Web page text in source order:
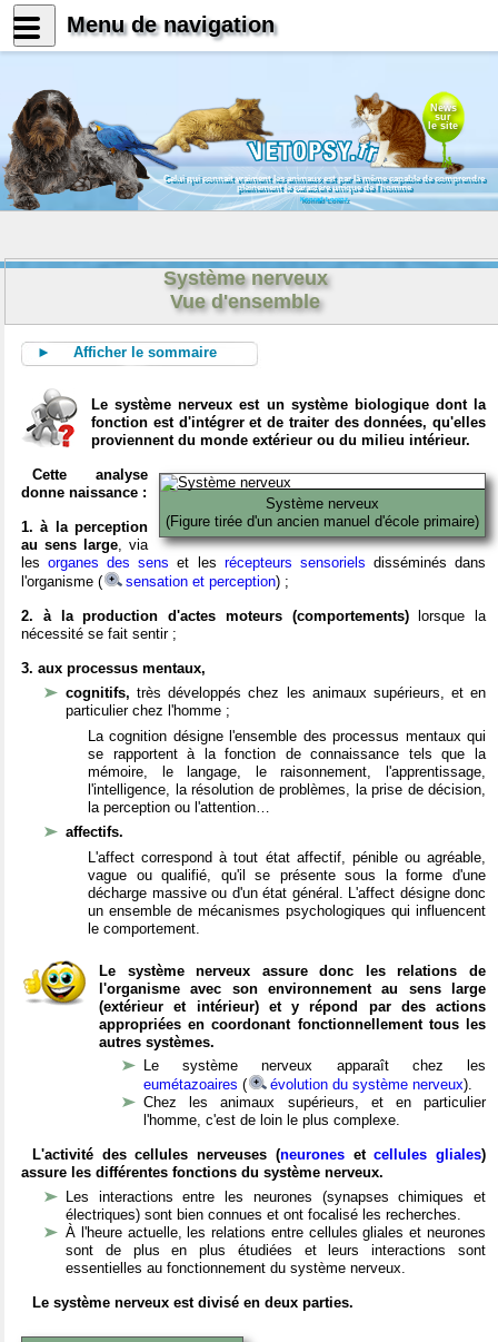
News
sur
le site
Celui qui connait vraiment les animaux est par là même capable de comprendre
pleinement le caractère unique de l'homme
Konrad Lorenz
Système nerveux
Vue d'ensemble
► Afficher le sommaire
Le système nerveux est un système biologique dont la
fonction est d'intégrer et de traiter des données, qu'elles
proviennent du monde extérieur ou du milieu intérieur.
Système nerveux
(Figure tirée d'un ancien manuel d'école primaire)
Cette analyse
donne naissance :
1. à la perception
au sens large, via
lesorganes des sens et les récepteurs sensoriels disséminés dans
l'organisme (
sensation et perception) ;
2. à la production d'actes moteurs (comportements)lorsque la
nécessité se fait sentir ;
3. aux processus mentaux,
cognitifs,très développés chez les animaux supérieurs, et en
particulier chez l'homme ;
La cognition désigne l'ensemble des processus mentaux qui
se rapportent à la fonction de connaissance tels que la
mémoire, le langage, le raisonnement, l'apprentissage,
l'intelligence, la résolution de problèmes, la prise de décision,
la perception ou l'attention…
affectifs.
L'affect correspond à tout état affectif, pénible ou agréable,
vague ou qualifié, qu'il se présente sous la forme d'une
décharge massive ou d'un état général. L'affect désigne donc
un ensemble de mécanismes psychologiques qui influencent
le comportement.
Le système nerveux assure donc les relations de
l'organisme avec son environnement au sens large
(extérieur et intérieur) et y répond par des actions
appropriées en coordonant fonctionnellement tous les
autres systèmes.
Le système nerveux apparaît chez les
eumétazoaires ( évolution du système nerveux).
Chez les animaux supérieurs, et en particulier
l'homme, c'est de loin le plus complexe.
L'activité des cellules nerveuses (neuronesetcellules gliales)
assure les différentes fonctions du système nerveux.
Les interactions entre les neurones (synapses chimiques et
électriques) sont bien connues et ont focalisé les recherches.
À l'heure actuelle, les relations entre cellules gliales et neurones
sont de plus en plus étudiées et leurs interactions sont
essentielles au fonctionnement du système nerveux.
Le système nerveux est divisé en deux parties.
Menu de navigation